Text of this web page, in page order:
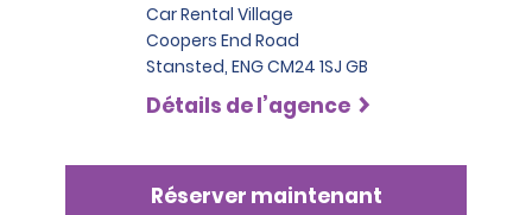
Car Rental Village
Coopers End Road
Stansted, ENG CM24 1SJ GB
Détails de l’agence
Réserver maintenant